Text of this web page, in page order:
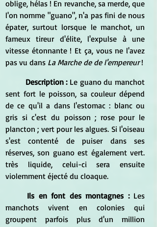
oblige, hélas ! En revanche, sa merde, que
l'on nomme "guano", n'a pas fini de nous
épater, surtout lorsque le manchot, un
fameux tireur d'élite, l'expulse à une
vitesse étonnante ! Et ça, vous ne l'avez
pas vu dans La Marche de de l'empereur !
Description : Le guano du manchot
sent fort le poisson, sa couleur dépend
de ce qu'il a dans l'estomac : blanc ou
gris si c'est du poisson ; rose pour le
plancton ; vert pour les algues. Si l'oiseau
s'est contenté de puiser dans ses
réserves, son guano est également vert.
très liquide, celui-ci sera ensuite
violemment éjecté du cloaque.
Ils en font des montagnes : Les
manchots vivent en colonies qui
groupent parfois plus d'un million